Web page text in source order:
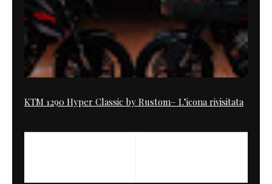
KTM 1290 Hyper Classic by Rustom– L’icona rivisitata